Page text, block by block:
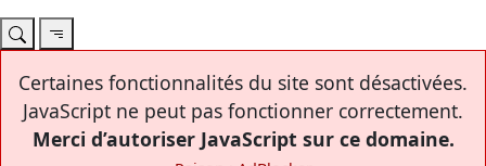
Certaines fonctionnalités du site sont désactivées.
JavaScript ne peut pas fonctionner correctement.
Merci d’autoriser JavaScript sur ce domaine.